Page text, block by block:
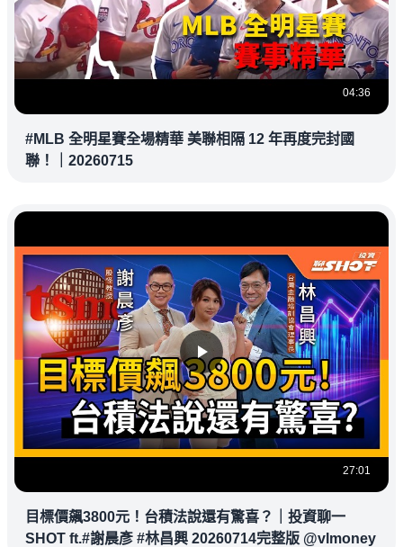
04:36
#MLB 全明星賽全場精華 美聯相隔 12 年再度完封國
聯！｜20260715
27:01
目標價飆3800元！台積法說還有驚喜？｜投資聊一
SHOT ft.#謝晨彥 #林昌興 20260714完整版 @vlmoney